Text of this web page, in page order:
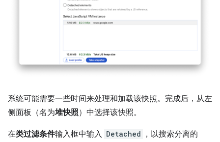
系统可能需要一些时间来处理和加载该快照。完成后，从左
侧面板（名为堆快照）中选择该快照。
在类过滤条件输入框中输入 Detached
，以搜索分离的